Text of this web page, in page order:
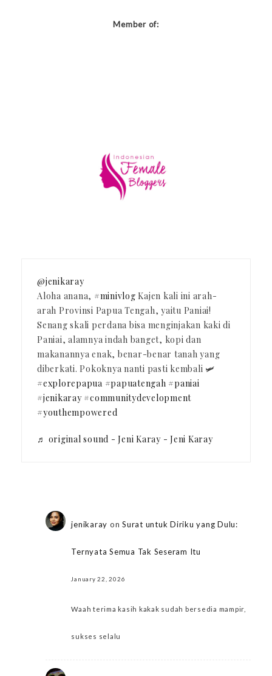
Member of:
@jenikaray
Aloha anana, #minivlog Kajen kali ini arah-
arah Provinsi Papua Tengah, yaitu Paniai!
Senang skali perdana bisa menginjakan kaki di
Paniai, alamnya indah banget, kopi dan
makanannya enak, benar-benar tanah yang
diberkati. Pokoknya nanti pasti kembali 🛩️
#explorepapua #papuatengah #paniai
#jenikaray #communitydevelopment
#youthempowered
♬ original sound - Jeni Karay - Jeni Karay
jenikaray on Surat untuk Diriku yang Dulu:
Ternyata Semua Tak Seseram Itu
January 22, 2026
Waah terima kasih kakak sudah bersedia mampir,
sukses selalu